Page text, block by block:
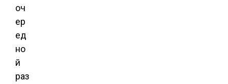
оч
ер
ед
но
й
раз